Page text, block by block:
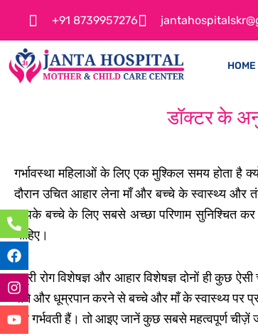
content
+91 8739957276
HOME
डॉक्टर के
गर्भावस्था महिलाओं के लिए एक मुश्किल समय होता है
दौरान उचित आहार लेना माँ और बच्चे के स्वास्थ्य
आपके बच्चे के लिए सबसे अच्छा परिणाम सुनिश्चित
चाहिए।
स्त्री रोग विशेषज्ञ और आहार विशेषज्ञ दोनों ही कुछ
पीने और धूम्रपान करने से बच्चे और माँ के स्वास्थ्य पर
बार गर्भवती हैं। तो आइए जानें कुछ सबसे महत्वपूर्ण चीज़ें
P
h
n
e
-
a
l
t
F
a
e
b
o
o
k
I
n
t
a
g
r
a
m
Y
o
t
u
b
e
W
h
t
s
a
p
p